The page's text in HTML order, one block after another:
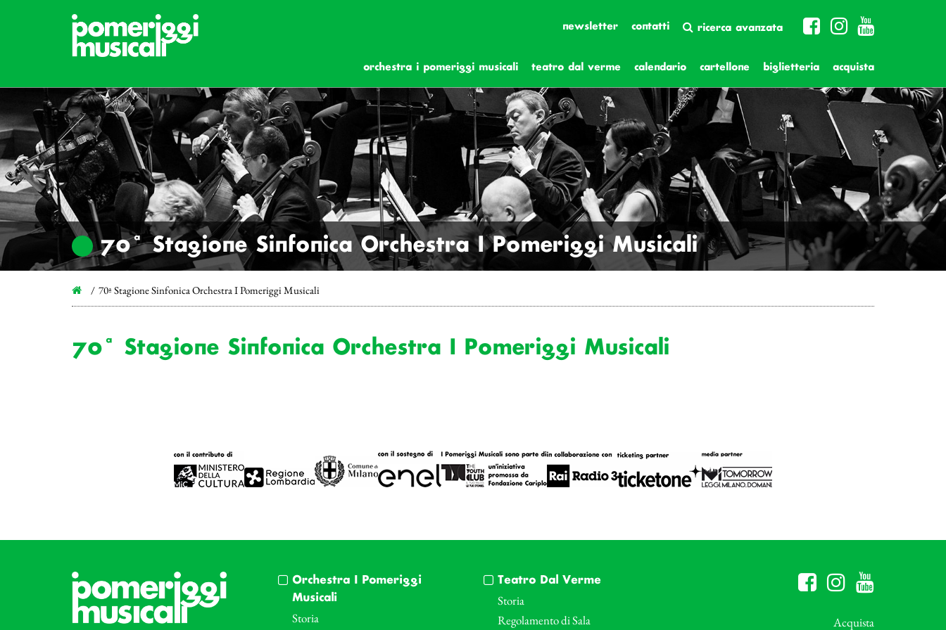
newsletter contatti ricerca avanzata
orchestra i pomeriggi musicali teatro dal verme calendario cartellone biglietteria acquista
70ª Stagione Sinfonica Orchestra I Pomeriggi Musicali
70ª Stagione Sinfonica Orchestra I Pomeriggi Musicali
70ª Stagione Sinfonica Orchestra I Pomeriggi Musicali
Orchestra I Pomeriggi
Musicali
Storia
Teatro Dal Verme
Storia
Regolamento di Sala
Acquista